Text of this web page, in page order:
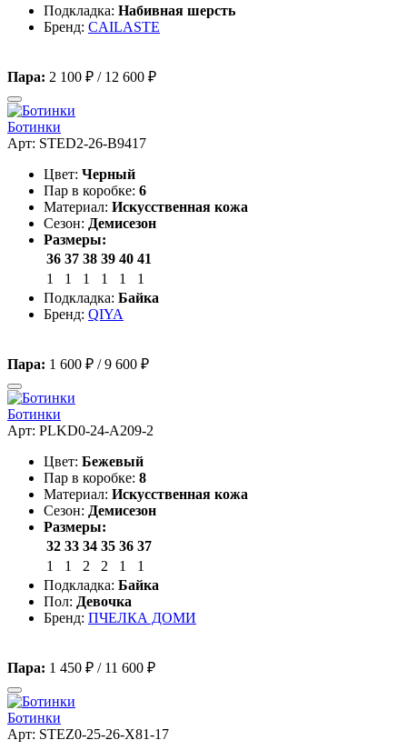
Подкладка: Набивная шерсть
Бренд: CAILASTE
Пара: 2 100 ₽ / 12 600 ₽
Ботинки
Арт: STED2-26-B9417
Цвет: Черный
Пар в коробке: 6
Материал: Искусственная кожа
Сезон: Демисезон
Размеры:
36 37 38 39 40 41
1
1 1 1 1
1
Подкладка: Байка
Бренд: QIYA
Пара: 1 600 ₽ /9 600 ₽
Ботинки
Арт: PLKD0-24-A209-2
Цвет: Бежевый
Пар в коробке: 8
Материал: Искусственная кожа
Сезон: Демисезон
Размеры:
32 33 34 35 36 37
1
1 2 2 1
1
Подкладка: Байка
Пол: Девочка
Бренд: ПЧЕЛКА ДОМИ
Пара: 1 450 ₽ / 11 600 ₽
Ботинки
Арт: STEZ0-25-26-X81-17